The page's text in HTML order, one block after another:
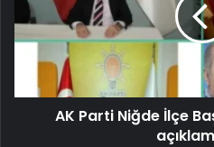
AK Parti Niğde İlçe